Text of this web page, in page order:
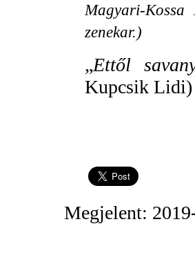
Magyari-
zenekar.)
„Ettől
Kupcsik Lidi)
Megjelent: